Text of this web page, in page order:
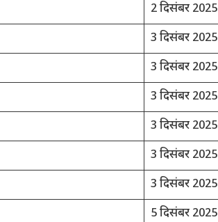
2 दिसंबर 2025
3 दिसंबर 2025
3 दिसंबर 2025
3 दिसंबर 2025
3 दिसंबर 2025
3 दिसंबर 2025
3 दिसंबर 2025
5 दिसंबर 2025